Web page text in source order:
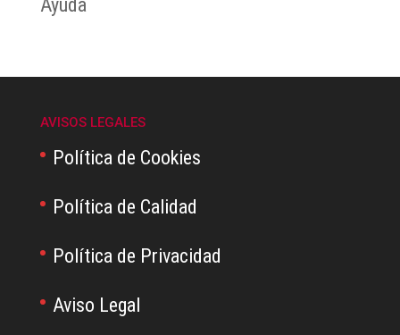
Ayuda
AVISOS LEGALES
Política de Cookies
Política de Calidad
Política de Privacidad
Aviso Legal